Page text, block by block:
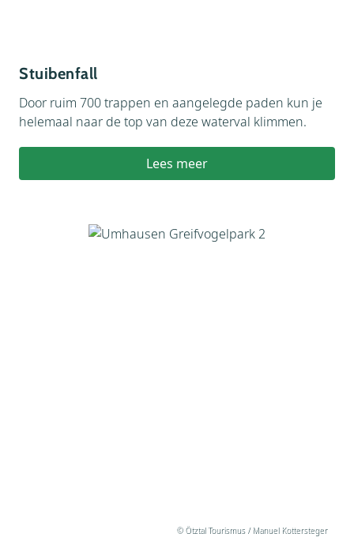
Stuibenfall
Door ruim 700 trappen en aangelegde paden kun je
helemaal naar de top van deze waterval klimmen.
Lees meer
© Ötztal Tourismus / Manuel Kottersteger